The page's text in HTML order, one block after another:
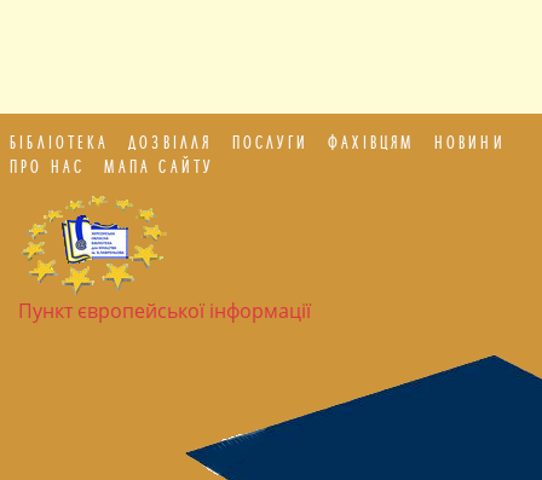
БІБЛІОТЕКА ДОЗВІЛЛЯ ПОСЛУГИ ФАХІВЦЯМ
НОВИНИ
ПРО НАС
МАПА САЙТУ
Пункт європейської інформації